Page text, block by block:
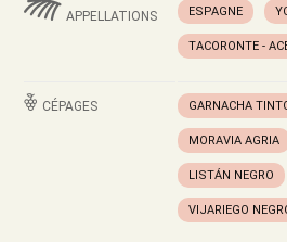
APPELLATIONS ESPAGNE
TACORONTE -
CÉPAGES GARNACHA
MORAVIA AGRIA
LISTÁN NEGRO
VIJARIEGO